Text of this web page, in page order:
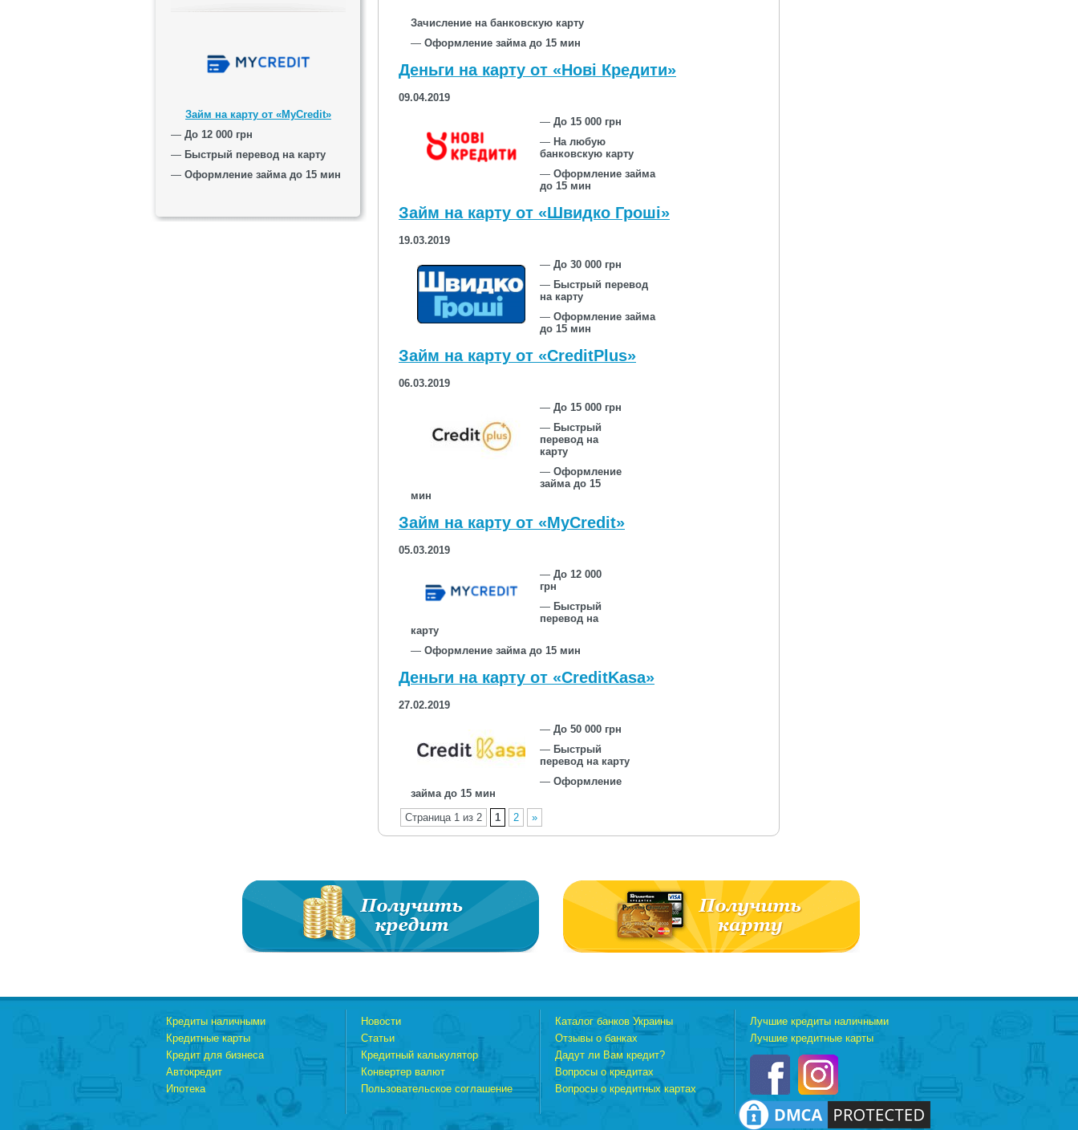
Зачисление на банковскую карту
— Оформление займа до 15 мин
Деньги на карту от «Нові Кредити»
09.04.2019
— До 15 000 грн
— На любую
банковскую карту
— Оформление займа
до 15 мин
Займ на карту от «Швидко Гроші»
19.03.2019
— До 30 000 грн
— Быстрый перевод
на карту
— Оформление займа
до 15 мин
Займ на карту от «CreditPlus»
06.03.2019
— До 15 000 грн
— Быстрый
перевод на
карту
— Оформление
займа до 15
мин
Займ на карту от «MyCredit»
05.03.2019
— До 12 000
грн
— Быстрый
перевод на
карту
— Оформление займа до 15 мин
Деньги на карту от «CreditKasa»
27.02.2019
— До 50 000 грн
— Быстрый
перевод на карту
— Оформление
займа до 15 мин
Страница 1 из 2
1 2 »
Займ на карту от «MyCredit»
— До 12 000 грн
— Быстрый перевод на карту
— Оформление займа до 15 мин
Кредиты наличными
Кредитные карты
Кредит для бизнеса
Автокредит
Ипотека
Новости
Статьи
Кредитный калькулятор
Конвертер валют
Пользовательское соглашение
Каталог банков Украины
Отзывы о банках
Дадут ли Вам кредит?
Вопросы о кредитах
Вопросы о кредитных картах
Лучшие кредиты наличными
Лучшие кредитные карты